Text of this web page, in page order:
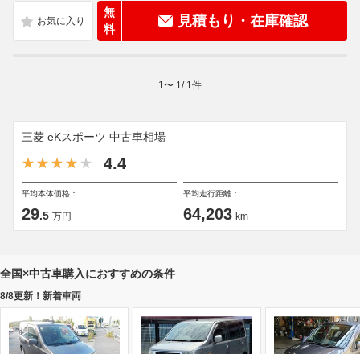
無
料
見積もり・在庫確認
1 〜 1 / 1 件
三菱 eKスポーツ 中古車相場
4.4
平均本体価格：
29.5 万円
平均走行距離：
64,203 km
全国×中古車購入におすすめの条件
8/8更新！新着車両